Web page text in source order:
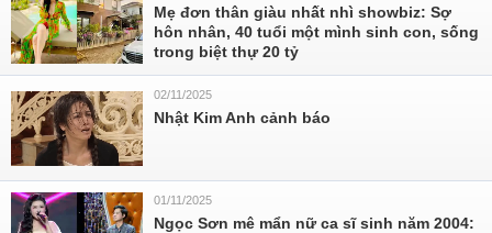
Mẹ đơn thân giàu nhất nhì showbiz: Sợ
hôn nhân, 40 tuổi một mình sinh con, sống
trong biệt thự 20 tỷ
02/11/2025
Nhật Kim Anh cảnh báo
01/11/2025
Ngọc Sơn mê mẩn nữ ca sĩ sinh năm 2004: